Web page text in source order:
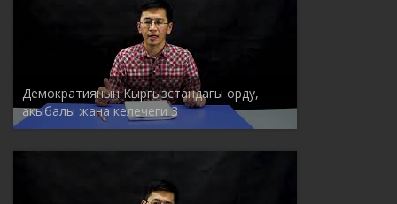
Демократиянын Кыргызстандагы орду,
акыбалы жана келечеги 3